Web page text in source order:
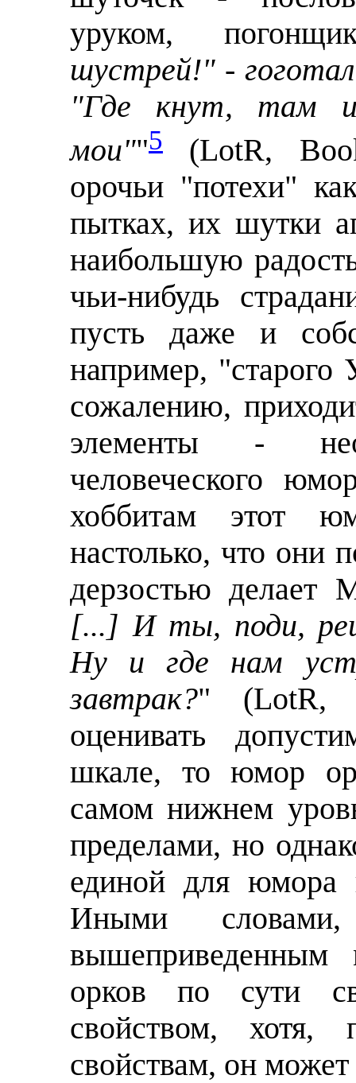
уруком,
шустрей!" -
"Где кнут, там и
мои""5
(LotR,
орочьи "потехи"
пытках, их шутки
наибольшую
чьи-нибудь
пусть даже и
например,
сожалению,
элементы -
человеческого
хоббитам этот
настолько, что они
дерзостью делает
[...] И ты, поди,
Ну и где нам
завтрак?" (LotR,
оценивать
шкале, то юмор
самом нижнем
пределами, но
единой для юмора
Иными
орков по сути
свойством, хотя,
свойствам, он